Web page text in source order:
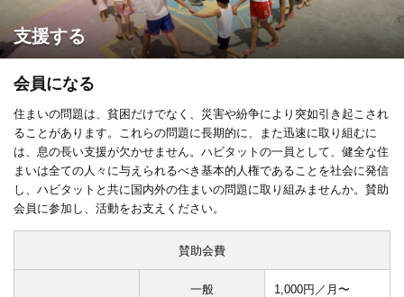
支援する
会員になる
住まいの問題は、貧困だけでなく、災害や紛争により突如引き起こされ
ることがあります。これらの問題に長期的に、また迅速に取り組むに
は、息の長い支援が欠かせません。ハビタットの一員として、健全な住
まいは全ての人々に与えられるべき基本的人権であることを社会に発信
し、ハビタットと共に国内外の住まいの問題に取り組みませんか。賛助
会員に参加し、活動をお支えください。
賛助会費
一般 1,000円／月〜